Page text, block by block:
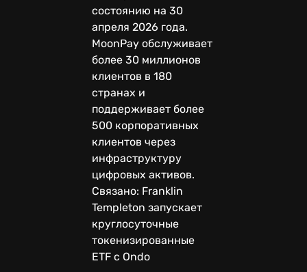
состоянию на 30
апреля 2026 года.
MoonPay обслуживает
более 30 миллионов
клиентов в 180
странах и
поддерживает более
500 корпоративных
клиентов через
инфраструктуру
цифровых активов.
Связано: Franklin
Templeton запускает
круглосуточные
токенизированные
ETF с Ondo